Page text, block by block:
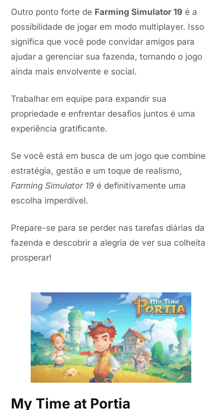
Outro ponto forte de Farming Simulator 19 é a
possibilidade de jogar em modo multiplayer. Isso
significa que você pode convidar amigos para
ajudar a gerenciar sua fazenda, tornando o jogo
ainda mais envolvente e social.
Trabalhar em equipe para expandir sua
propriedade e enfrentar desafios juntos é uma
experiência gratificante.
Se você está em busca de um jogo que combine
estratégia, gestão e um toque de realismo,
Farming Simulator 19 é definitivamente uma
escolha imperdível.
Prepare-se para se perder nas tarefas diárias da
fazenda e descobrir a alegria de ver sua colheita
prosperar!
My Time at Portia